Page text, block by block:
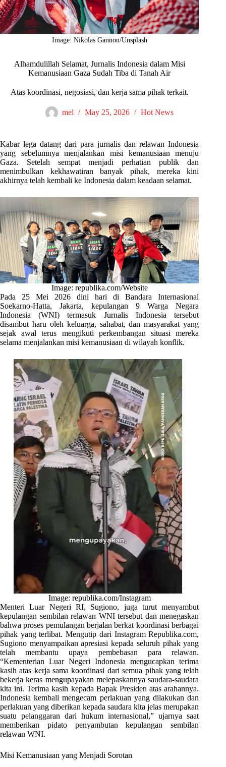
Image: Nikolas Gannon/Unsplash
Alhamdulillah Selamat, Jurnalis Indonesia dalam Misi
Kemanusiaan Gaza Sudah Tiba di Tanah Air
Atas koordinasi, negosiasi, dan kerja sama pihak terkait.
mel May 25, 2026 Hot News
Kabar lega datang dari para jurnalis dan relawan Indonesia
yang sebelumnya menjalankan misi kemanusiaan menuju
Gaza. Setelah sempat menjadi perhatian publik dan
menimbulkan kekhawatiran banyak pihak, mereka kini
akhirnya telah kembali ke Indonesia dalam keadaan selamat.
Image: republika.com/Website
Pada 25 Mei 2026 dini hari di Bandara Internasional
Soekarno-Hatta, Jakarta, kepulangan 9 Warga Negara
Indonesia (WNI) termasuk Jurnalis Indonesia tersebut
disambut haru oleh keluarga, sahabat, dan masyarakat yang
sejak awal terus mengikuti perkembangan situasi mereka
selama menjalankan misi kemanusiaan di wilayah konflik.
Image: republika.com/Instagram
Menteri Luar Negeri RI, Sugiono, juga turut menyambut
kepulangan sembilan relawan WNI tersebut dan menegaskan
bahwa proses pemulangan berjalan berkat koordinasi berbagai
pihak yang terlibat. Mengutip dari Instagram Republika.com,
Sugiono menyampaikan apresiasi kepada seluruh pihak yang
telah membantu upaya pembebasan para relawan.
“Kementerian Luar Negeri Indonesia mengucapkan terima
kasih atas kerja sama koordinasi dari semua pihak yang telah
bekerja keras mengupayakan melepaskannya saudara-saudara
kita ini. Terima kasih kepada Bapak Presiden atas arahannya.
Indonesia kembali mengecam perlakuan yang dilakukan dan
perlakuan yang diberikan kepada saudara kita jelas merupakan
suatu pelanggaran dari hukum internasional,” ujarnya saat
memberikan pidato penyambutan kepulangan sembilan
relawan WNI.
Misi Kemanusiaan yang Menjadi Sorotan